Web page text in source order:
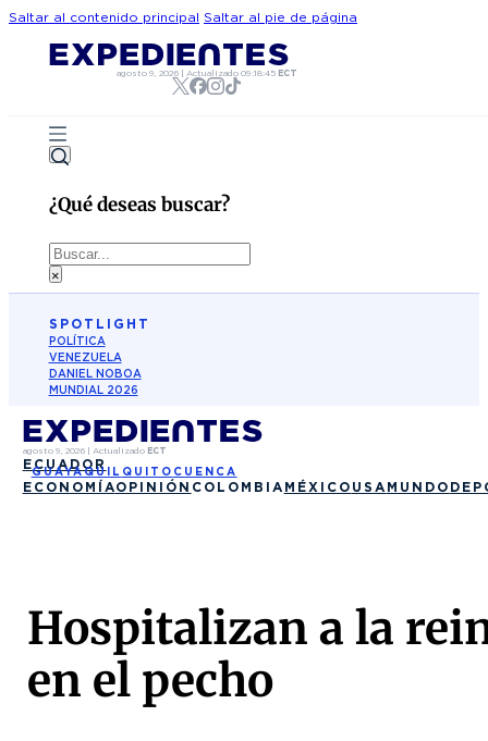
Saltar al contenido principal Saltar al pie de página
agosto 9, 2026 |Actualizado09:18:45 ECT
¿Qué deseas buscar?
Buscar
×
SPOTLIGHT
POLÍTICA
VENEZUELA
DANIEL NOBOA
MUNDIAL 2026
agosto 9, 2026| Actualizado ECT
ECUADOR
GUAYAQUIL QUITO CUENCA
ECONOMÍAOPINIÓN COLOMBIA MÉXICO USA MUNDO
Hospitalizan a la
en el pecho